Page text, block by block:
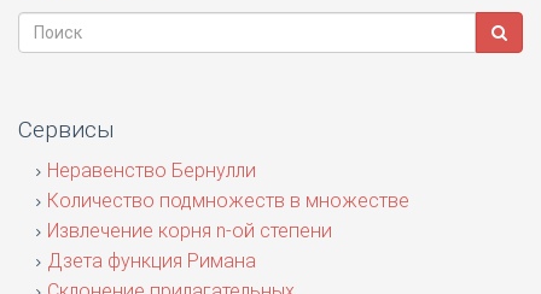
Сервисы
Неравенство Бернулли
Количество подмножеств в множестве
Извлечение корня n-ой степени
Дзета функция Римана